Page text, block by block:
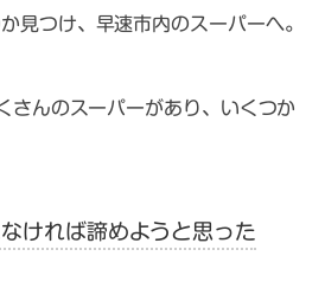
見つけ、早速市内のスーパーへ。
さんのスーパーがあり、いくつか
ければ諦めようと思った